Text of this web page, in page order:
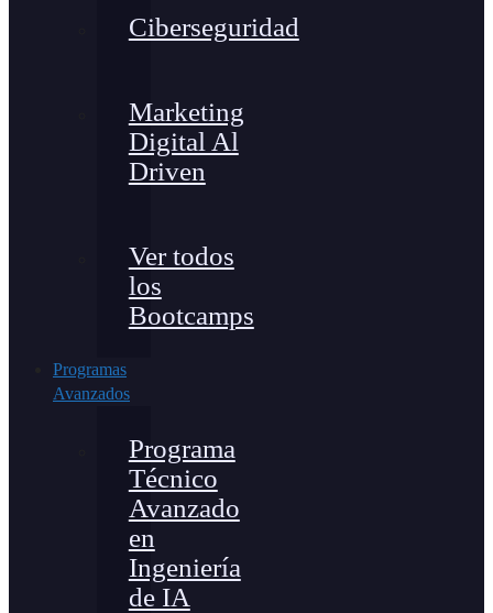
Ciberseguridad
Marketing
Digital Al
Driven
Ver todos
los
Bootcamps
Programas
Avanzados
Programa
Técnico
Avanzado
en
Ingeniería
de IA